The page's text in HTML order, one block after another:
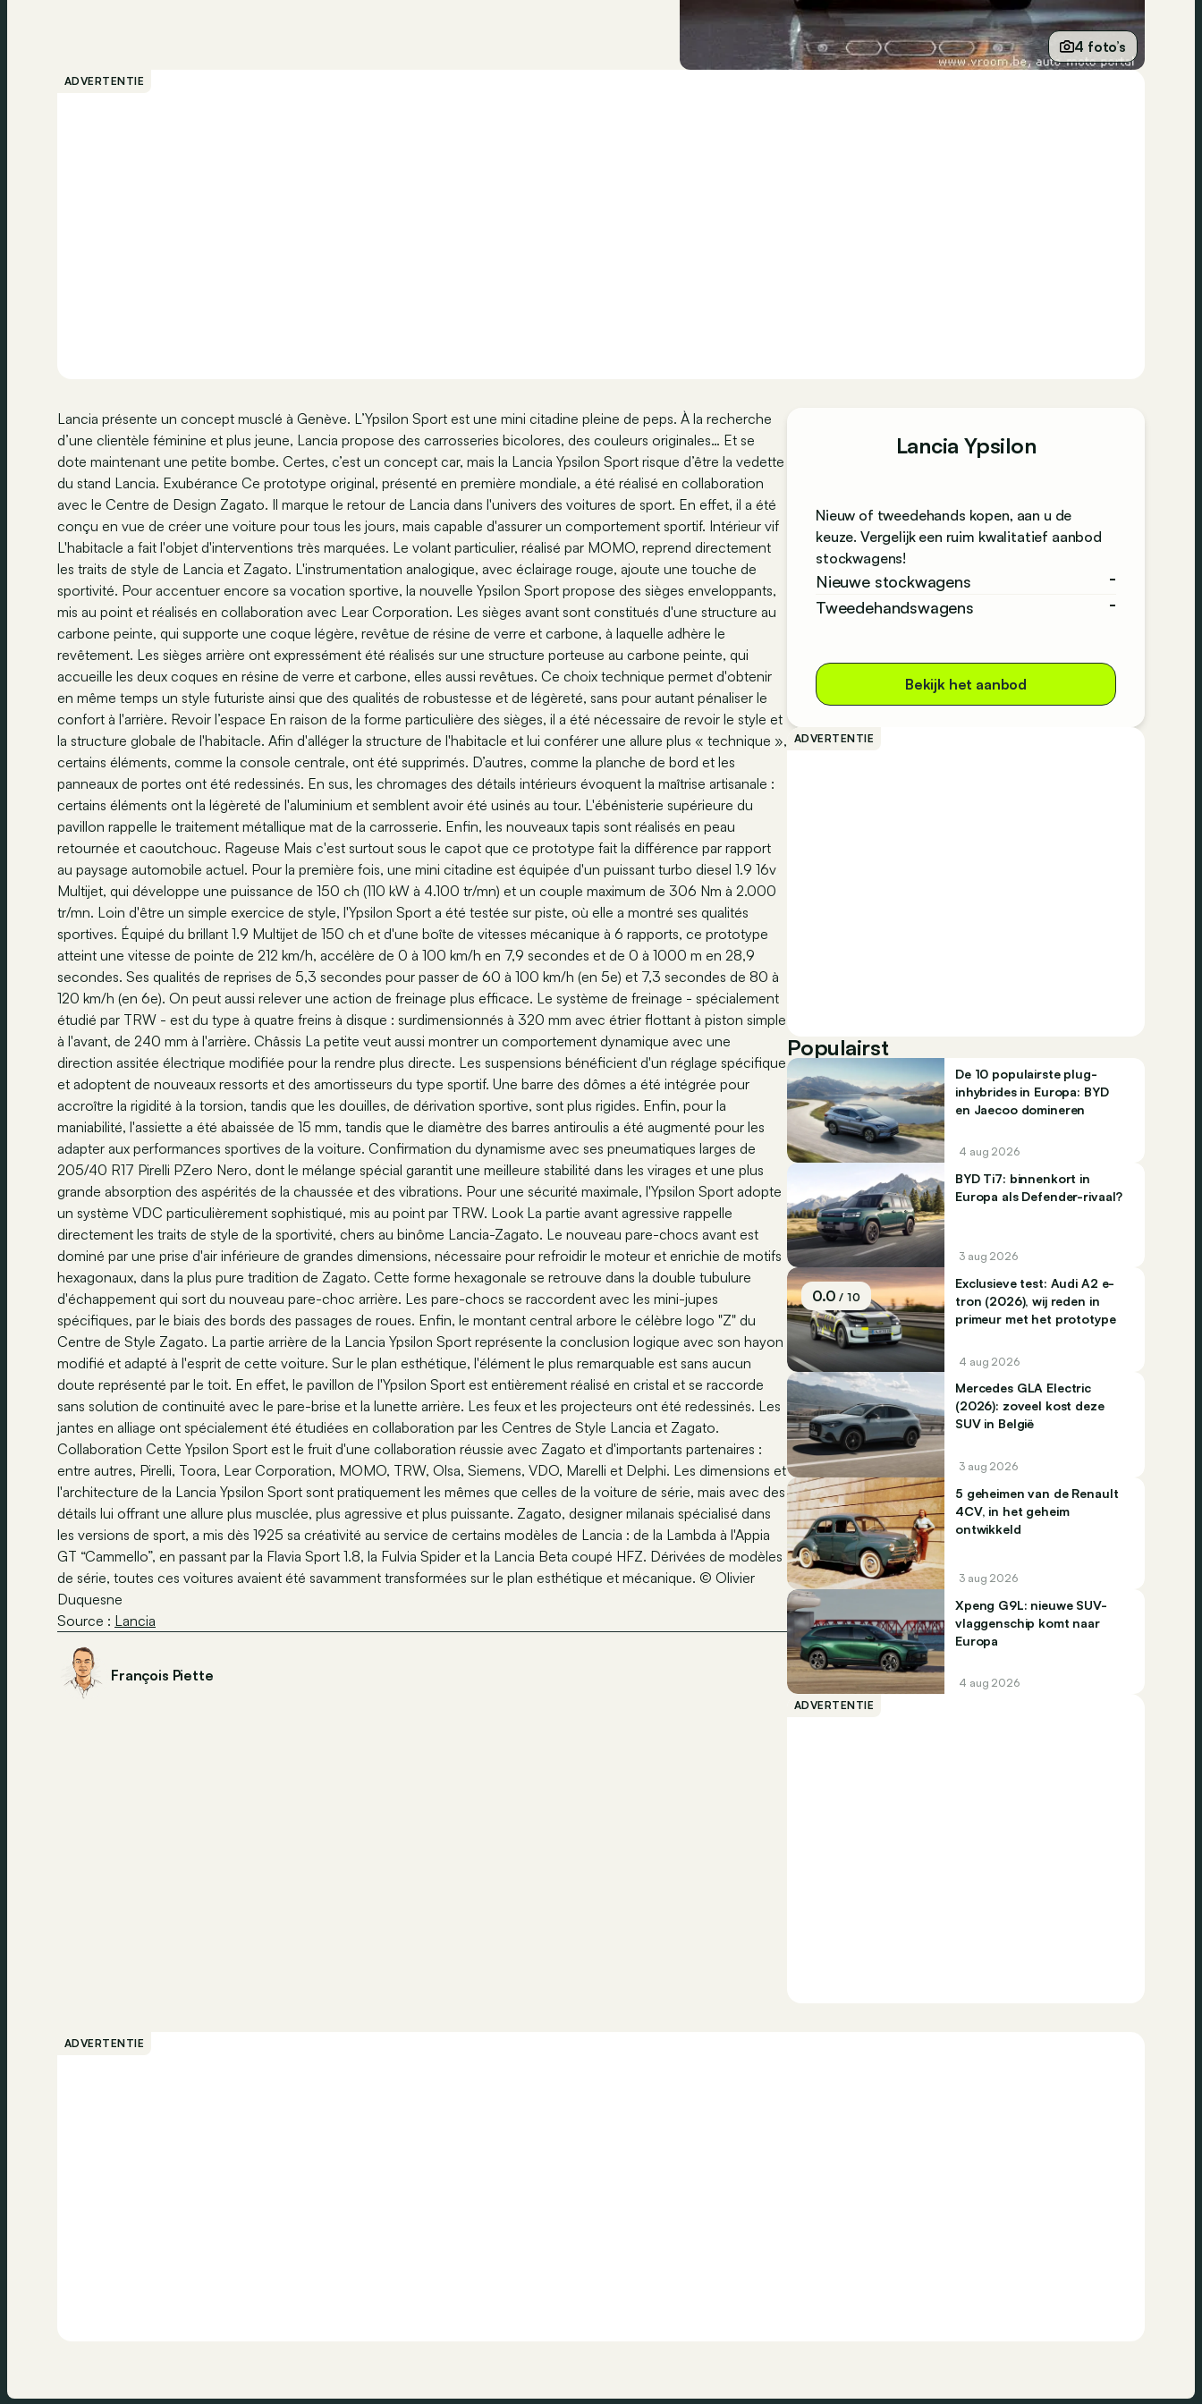
4 foto’s
ADVERTENTIE
Lancia présente un concept musclé à Genève. L’Ypsilon Sport est une mini citadine pleine de peps. À la recherche
d’une clientèle féminine et plus jeune, Lancia propose des carrosseries bicolores, des couleurs originales… Et se
dote maintenant une petite bombe. Certes, c’est un concept car, mais la Lancia Ypsilon Sport risque d’être la vedette
du stand Lancia. Exubérance Ce prototype original, présenté en première mondiale, a été réalisé en collaboration
avec le Centre de Design Zagato. Il marque le retour de Lancia dans l'univers des voitures de sport. En effet, il a été
conçu en vue de créer une voiture pour tous les jours, mais capable d'assurer un comportement sportif. Intérieur vif
L'habitacle a fait l'objet d'interventions très marquées. Le volant particulier, réalisé par MOMO, reprend directement
les traits de style de Lancia et Zagato. L'instrumentation analogique, avec éclairage rouge, ajoute une touche de
sportivité. Pour accentuer encore sa vocation sportive, la nouvelle Ypsilon Sport propose des sièges enveloppants,
mis au point et réalisés en collaboration avec Lear Corporation. Les sièges avant sont constitués d'une structure au
carbone peinte, qui supporte une coque légère, revêtue de résine de verre et carbone, à laquelle adhère le
revêtement. Les sièges arrière ont expressément été réalisés sur une structure porteuse au carbone peinte, qui
accueille les deux coques en résine de verre et carbone, elles aussi revêtues. Ce choix technique permet d'obtenir
en même temps un style futuriste ainsi que des qualités de robustesse et de légèreté, sans pour autant pénaliser le
confort à l'arrière. Revoir l’espace En raison de la forme particulière des sièges, il a été nécessaire de revoir le style et
la structure globale de l'habitacle. Afin d'alléger la structure de l'habitacle et lui conférer une allure plus « technique »,
certains éléments, comme la console centrale, ont été supprimés. D’autres, comme la planche de bord et les
panneaux de portes ont été redessinés. En sus, les chromages des détails intérieurs évoquent la maîtrise artisanale :
certains éléments ont la légèreté de l'aluminium et semblent avoir été usinés au tour. L'ébénisterie supérieure du
pavillon rappelle le traitement métallique mat de la carrosserie. Enfin, les nouveaux tapis sont réalisés en peau
retournée et caoutchouc. Rageuse Mais c'est surtout sous le capot que ce prototype fait la différence par rapport
au paysage automobile actuel. Pour la première fois, une mini citadine est équipée d'un puissant turbo diesel 1.9 16v
Multijet, qui développe une puissance de 150 ch (110 kW à 4.100 tr/mn) et un couple maximum de 306 Nm à 2.000
tr/mn. Loin d'être un simple exercice de style, l'Ypsilon Sport a été testée sur piste, où elle a montré ses qualités
sportives. Équipé du brillant 1.9 Multijet de 150 ch et d'une boîte de vitesses mécanique à 6 rapports, ce prototype
atteint une vitesse de pointe de 212 km/h, accélère de 0 à 100 km/h en 7,9 secondes et de 0 à 1000 m en 28,9
secondes. Ses qualités de reprises de 5,3 secondes pour passer de 60 à 100 km/h (en 5e) et 7,3 secondes de 80 à
120 km/h (en 6e). On peut aussi relever une action de freinage plus efficace. Le système de freinage - spécialement
étudié par TRW - est du type à quatre freins à disque : surdimensionnés à 320 mm avec étrier flottant à piston simple
à l'avant, de 240 mm à l'arrière. Châssis La petite veut aussi montrer un comportement dynamique avec une
direction assitée électrique modifiée pour la rendre plus directe. Les suspensions bénéficient d'un réglage spécifique
et adoptent de nouveaux ressorts et des amortisseurs du type sportif. Une barre des dômes a été intégrée pour
accroître la rigidité à la torsion, tandis que les douilles, de dérivation sportive, sont plus rigides. Enfin, pour la
maniabilité, l'assiette a été abaissée de 15 mm, tandis que le diamètre des barres antiroulis a été augmenté pour les
adapter aux performances sportives de la voiture. Confirmation du dynamisme avec ses pneumatiques larges de
205/40 R17 Pirelli PZero Nero, dont le mélange spécial garantit une meilleure stabilité dans les virages et une plus
grande absorption des aspérités de la chaussée et des vibrations. Pour une sécurité maximale, l'Ypsilon Sport adopte
un système VDC particulièrement sophistiqué, mis au point par TRW. Look La partie avant agressive rappelle
directement les traits de style de la sportivité, chers au binôme Lancia-Zagato. Le nouveau pare-chocs avant est
dominé par une prise d'air inférieure de grandes dimensions, nécessaire pour refroidir le moteur et enrichie de motifs
hexagonaux, dans la plus pure tradition de Zagato. Cette forme hexagonale se retrouve dans la double tubulure
d'échappement qui sort du nouveau pare-choc arrière. Les pare-chocs se raccordent avec les mini-jupes
spécifiques, par le biais des bords des passages de roues. Enfin, le montant central arbore le célèbre logo "Z" du
Centre de Style Zagato. La partie arrière de la Lancia Ypsilon Sport représente la conclusion logique avec son hayon
modifié et adapté à l'esprit de cette voiture. Sur le plan esthétique, l'élément le plus remarquable est sans aucun
doute représenté par le toit. En effet, le pavillon de l'Ypsilon Sport est entièrement réalisé en cristal et se raccorde
sans solution de continuité avec le pare-brise et la lunette arrière. Les feux et les projecteurs ont été redessinés. Les
jantes en alliage ont spécialement été étudiées en collaboration par les Centres de Style Lancia et Zagato.
Collaboration Cette Ypsilon Sport est le fruit d'une collaboration réussie avec Zagato et d'importants partenaires :
entre autres, Pirelli, Toora, Lear Corporation, MOMO, TRW, Olsa, Siemens, VDO, Marelli et Delphi. Les dimensions et
l'architecture de la Lancia Ypsilon Sport sont pratiquement les mêmes que celles de la voiture de série, mais avec des
détails lui offrant une allure plus musclée, plus agressive et plus puissante. Zagato, designer milanais spécialisé dans
les versions de sport, a mis dès 1925 sa créativité au service de certains modèles de Lancia : de la Lambda à l'Appia
GT “Cammello”, en passant par la Flavia Sport 1.8, la Fulvia Spider et la Lancia Beta coupé HFZ. Dérivées de modèles
de série, toutes ces voitures avaient été savamment transformées sur le plan esthétique et mécanique. © Olivier
Duquesne
Source : Lancia
François Piette
Lancia Ypsilon
Nieuw of tweedehands kopen, aan u de
keuze. Vergelijk een ruim kwalitatief aanbod
stockwagens!
Nieuwe stockwagens
-
Tweedehandswagens
-
Bekijk het aanbod
ADVERTENTIE
Populairst
De 10 populairste plug-
inhybrides in Europa: BYD
en Jaecoo domineren
4 aug 2026
BYD Ti7: binnenkort in
Europa als Defender-rivaal?
3 aug 2026
0.0/ 10
Exclusieve test: Audi A2 e-
tron (2026), wij reden in
primeur met het prototype
4 aug 2026
Mercedes GLA Electric
(2026): zoveel kost deze
SUV in België
3 aug 2026
5 geheimen van de Renault
4CV, in het geheim
ontwikkeld
3 aug 2026
Xpeng G9L: nieuwe SUV-
vlaggenschip komt naar
Europa
4 aug 2026
ADVERTENTIE
ADVERTENTIE